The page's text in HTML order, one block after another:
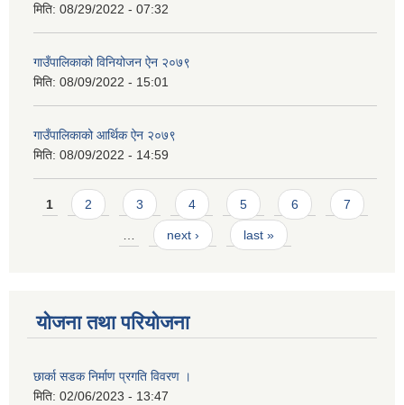
मिति: 08/29/2022 - 07:32
गाउँपालिकाको विनियोजन ऐन २०७९
मिति: 08/09/2022 - 15:01
गाउँपालिकाको आर्थिक ऐन २०७९
मिति: 08/09/2022 - 14:59
Pages
1 2 3 4 5 6 7
next › last »
योजना तथा परियोजना
छार्का सडक निर्माण प्रगति विवरण ।
मिति: 02/06/2023 - 13:47